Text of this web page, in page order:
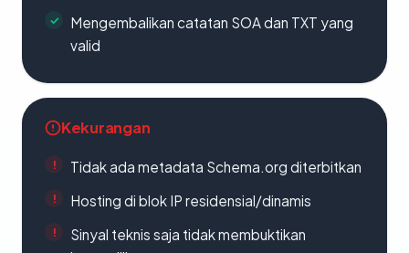
Mengembalikan catatan SOA dan TXT yang
valid
Kekurangan
Tidak ada metadata Schema.org diterbitkan
Hosting di blok IP residensial/dinamis
Sinyal teknis saja tidak membuktikan